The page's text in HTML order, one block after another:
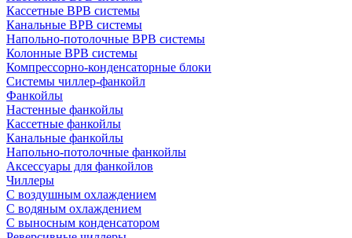
Кассетные ВРВ системы
Канальные ВРВ системы
Напольно-потолочные ВРВ системы
Колонные ВРВ системы
Компрессорно-конденсаторные блоки
Системы чиллер-фанкойл
Фанкойлы
Настенные фанкойлы
Кассетные фанкойлы
Канальные фанкойлы
Напольно-потолочные фанкойлы
Аксессуары для фанкойлов
Чиллеры
С воздушным охлаждением
С водяным охлаждением
С выносным конденсатором